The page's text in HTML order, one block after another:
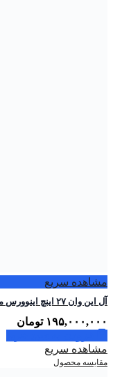
مشاهده سریع
آل این وان ۲۷ اینچ اینوورس مدل Q۲۷۱۴ مشکی I۵
۱۹۵,۰۰۰,۰۰۰ تومان
مشاهده سریع
مقایسه محصول